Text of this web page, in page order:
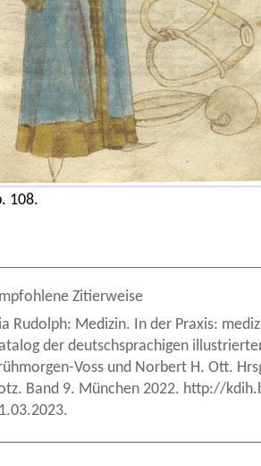
108.
Zitierweise
Rudolph: Medizin. In der Praxis:
der deutschsprachigen
Voss und Norbert H. Ott.
Band 9. München 2022. http://